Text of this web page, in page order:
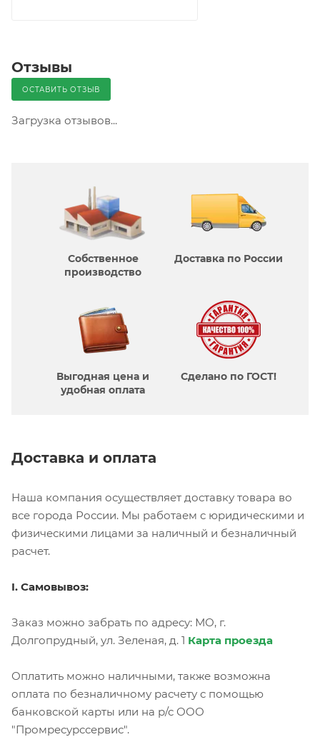
Отзывы
ОСТАВИТЬ ОТЗЫВ
Загрузка отзывов...
Собственное
производcтво
Доставка по России
Выгодная цена и
удобная оплата
Сделано по ГОСТ!
Доставка и оплата
Наша компания осуществляет доставку товара во
все города России. Мы работаем с юридическими и
физическими лицами за наличный и безналичный
расчет.
I. Самовывоз:
Заказ можно забрать по адресу: МО, г.
Долгопрудный, ул. Зеленая, д. 1 Карта проезда
Оплатить можно наличными, также возможна
оплата по безналичному расчету с помощью
банковской карты или на р/с ООО
"Промресурссервис".